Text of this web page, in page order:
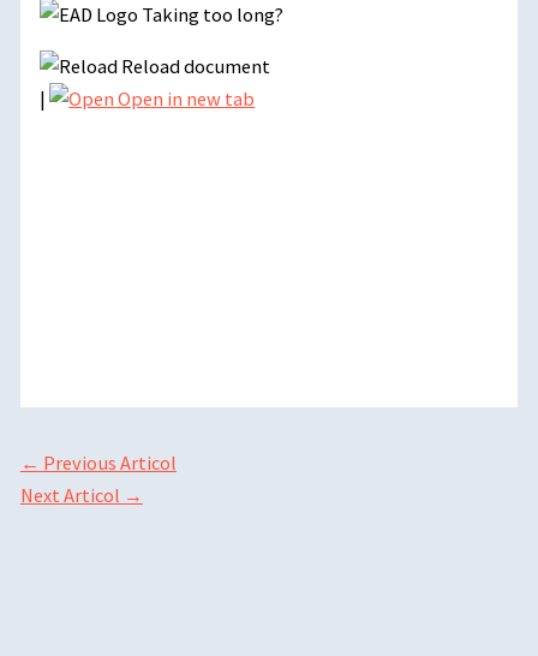
Taking too long?
Reload document
|
Open in new tab
← Previous Articol
Next Articol →